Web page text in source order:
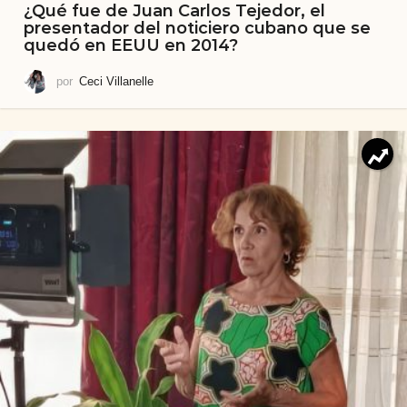
¿Qué fue de Juan Carlos Tejedor, el
presentador del noticiero cubano que se
quedó en EEUU en 2014?
por Ceci Villanelle